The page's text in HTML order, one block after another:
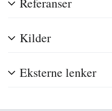
Kilder
Eksterne lenker